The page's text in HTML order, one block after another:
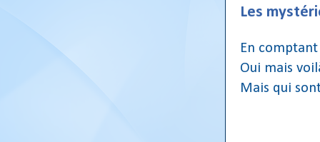
Les
En comptant
Oui mais
Mais qui